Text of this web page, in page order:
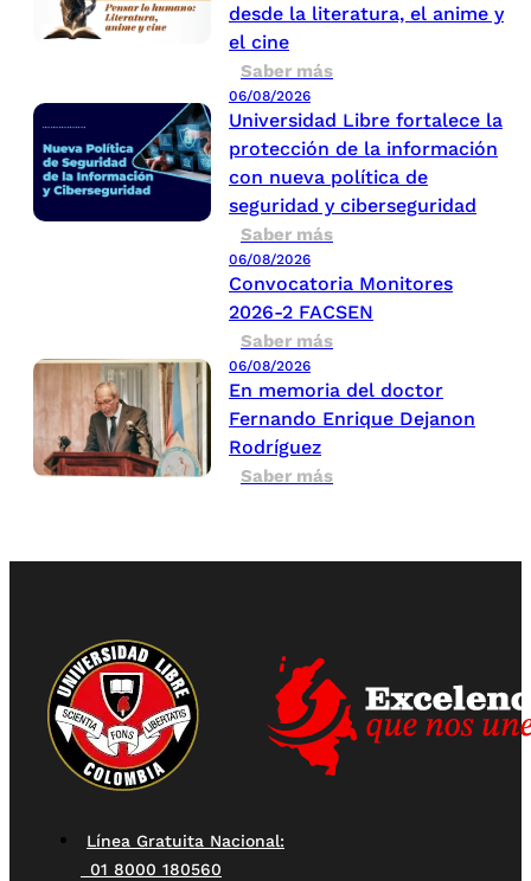
desde la literatura, el anime y
el cine
Saber más
06/08/2026
Universidad Libre fortalece la
protección de la información
con nueva política de
seguridad y ciberseguridad
Saber más
06/08/2026
Convocatoria Monitores
2026-2 FACSEN
Saber más
06/08/2026
En memoria del doctor
Fernando Enrique Dejanon
Rodríguez
Saber más
Línea Gratuita Nacional:
01 8000 180560